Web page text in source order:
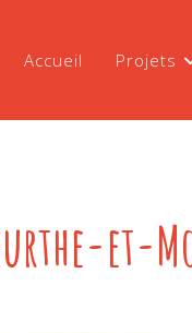
Accueil Projets
et-